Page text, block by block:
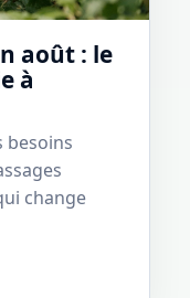
août : le
à
besoins
change